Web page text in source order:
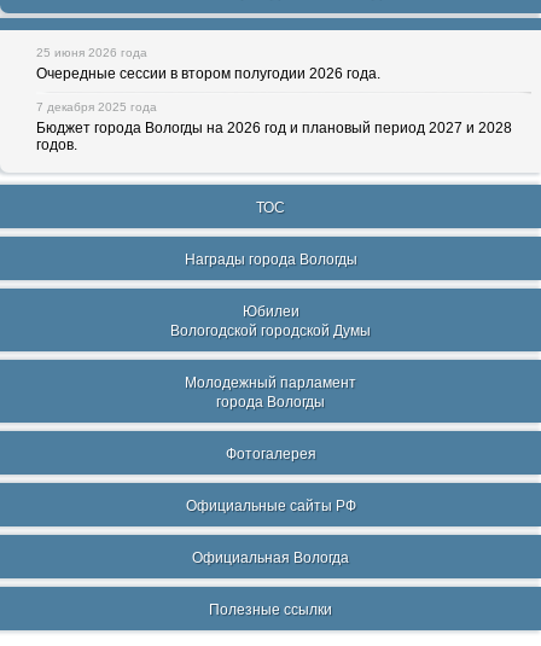
25 июня 2026 года
Очередные сессии в втором полугодии 2026 года.
7 декабря 2025 года
Бюджет города Вологды на 2026 год и плановый период 2027 и 2028
годов.
ТОС
Награды города Вологды
Юбилеи
Вологодской городской Думы
Молодежный парламент
города Вологды
Фотогалерея
Официальные сайты РФ
Официальная Вологда
Полезные ссылки